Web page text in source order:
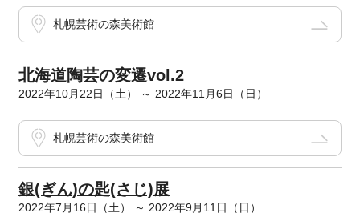
札幌芸術の森美術館
北海道陶芸の変遷vol.2
2022年10月22日（土） ～ 2022年11月6日（日）
札幌芸術の森美術館
銀(ぎん)の匙(さじ)展
2022年7月16日（土） ～ 2022年9月11日（日）